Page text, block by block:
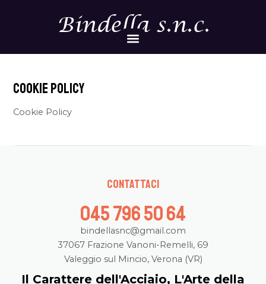
Bindella s.n.c.
Menu
Cookie Policy
Cookie Policy
Contattaci
045 796 50 64
bindellasnc@gmail.com
37067 Frazione Vanoni-Remelli, 69
Valeggio sul Mincio, Verona (VR)
Il Carattere dell'Acciaio, L'Arte della